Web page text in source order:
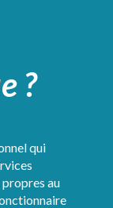
?
qui
au